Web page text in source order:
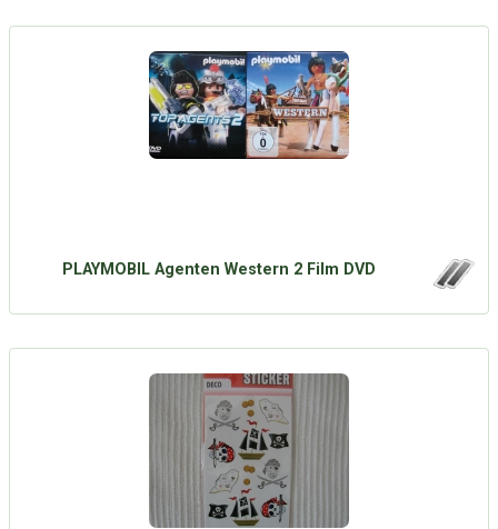
PLAYMOBIL Agenten Western 2 Film DVD